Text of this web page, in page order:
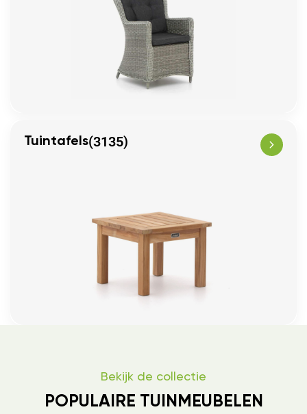
Tuintafels(3135)
Bekijk de collectie
POPULAIRE TUINMEUBELEN